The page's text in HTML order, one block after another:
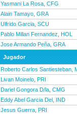
Yasmani La Rosa CFG
Alain Tamayo GRA
Ulfrido Garcia SCU
Pablo Millan Fernandez
HOL
Jose Armando Peña GRA
Jugador
Roberto Carlos Santiesteban
Livan Moinelo PRI
Dariel Gongora D/la CMG
Eddy Abel Garcia Del IND
Jesus Guerra PRI